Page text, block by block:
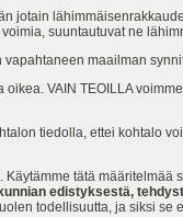
jotain
suuntautuvat ne
maailman
VAIN TEOILLA
tiedolla, ettei kohtalo
tätä määritelmää
edistyksestä,
todellisuutta, ja siksi se